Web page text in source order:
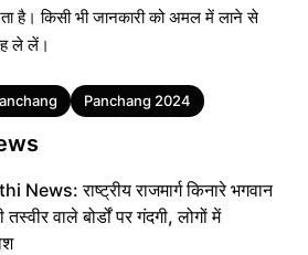
है। किसी भी जानकारी को अमल में लाने से
ले लें।
Panchang 2024
News: राष्ट्रीय राजमार्ग किनारे भगवान
तस्वीर वाले बोर्डों पर गंदगी, लोगों में